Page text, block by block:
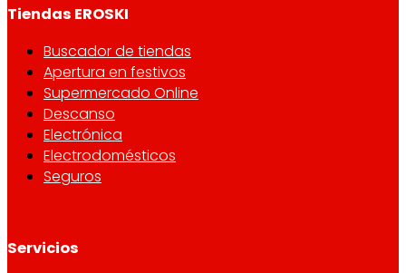
Tiendas EROSKI
Buscador de tiendas
Apertura en festivos
Supermercado Online
Descanso
Electrónica
Electrodomésticos
Seguros
Servicios